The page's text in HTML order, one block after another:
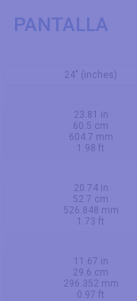
PANTALLA
24" (inches)
23.81 in
60.5 cm
604.7 mm
1.98 ft
20.74 in
52.7 cm
526.848 mm
1.73 ft
11.67 in
29.6 cm
296.352 mm
0.97 ft